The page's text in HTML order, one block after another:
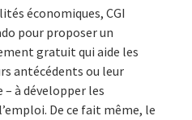
économiques, CGI
pour proposer un
gratuit qui aide les
antécédents ou leur
à développer les
De ce fait même, le